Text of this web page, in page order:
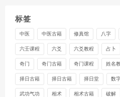
标签
中医 中医古籍 修真馆 八字
六壬课程 六爻 六爻教程 占卜
奇门 奇门古籍 奇门课程 姓名
择日古籍 择日古籍 择日堂 数
武功气功 相术 相术古籍 破解